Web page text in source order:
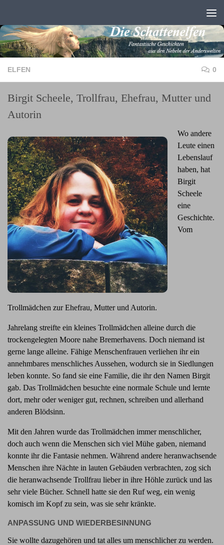
ELFEN 0
Birgit Scheele, Trollfrau, Ehefrau, Mutter und
Autorin
Wo andere
Leute einen
Lebenslauf
haben, hat
Birgit
Scheele
eine
Geschichte.
Vom
Trollmädchen zur Ehefrau, Mutter und Autorin.
Jahrelang streifte ein kleines Trollmädchen alleine durch die
trockengelegten Moore nahe Bremerhavens. Doch niemand ist
gerne lange alleine. Fähige Menschenfrauen verliehen ihr ein
annehmbares menschliches Aussehen, wodurch sie in Siedlungen
leben konnte. So fand sie eine Familie, die ihr den Namen Birgit
gab. Das Trollmädchen besuchte eine normale Schule und lernte
dort, mehr oder weniger gut, rechnen, schreiben und allerhand
anderen Blödsinn.
Mit den Jahren wurde das Trollmädchen immer menschlicher,
doch auch wenn die Menschen sich viel Mühe gaben, niemand
konnte ihr die Fantasie nehmen. Während andere heranwachsende
Menschen ihre Nächte in lauten Gebäuden verbrachten, zog sich
die heranwachsende Trollfrau lieber in ihre Höhle zurück und las
sehr viele Bücher. Schnell hatte sie den Ruf weg, ein wenig
komisch im Kopf zu sein, was sie sehr kränkte.
ANPASSUNG UND WIEDERBESINNUNG
Sie wollte dazugehören und tat alles um menschlicher zu werden.